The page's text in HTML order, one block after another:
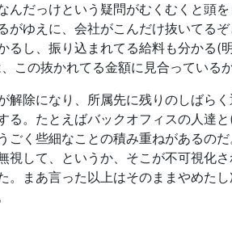
だっけという疑問がむくむくと頭
ゆえに、会社がこんだけ抜いてる
し、振り込まれてる給料も分かる(
この抜かれてる金額に見合っている
除になり、所属先に残りのしばら
。たとえばバックオフィスの人達
く些細なことの積み重ねがあるの
して、というか、そこが不可視化
まあ言った以上はそのままやめた